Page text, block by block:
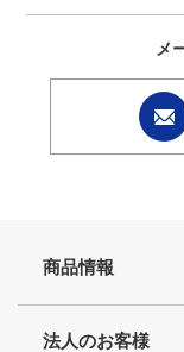
メ
商品情報
法人のお客様